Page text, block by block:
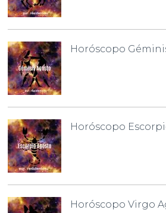
Horóscopo
Horóscopo
Horóscopo Virgo